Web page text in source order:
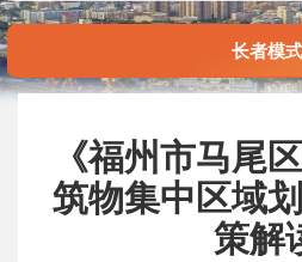
长者模式
《福州市马尾
筑物集中区域
策解